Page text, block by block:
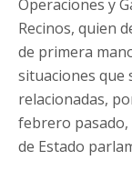
Operaciones y
Recinos, quien
de primera
situaciones que
relacionadas,
febrero
de Estado